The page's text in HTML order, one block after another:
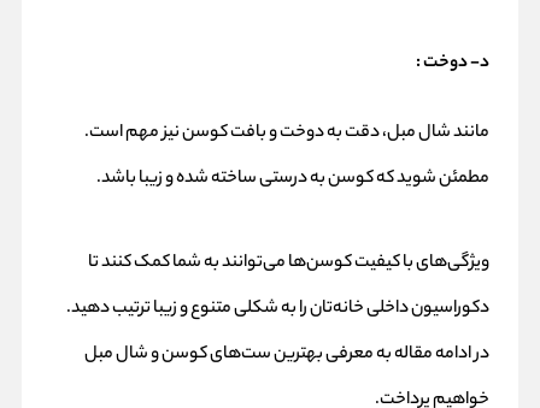
د- دوخت :
مانند شال مبل، دقت به دوخت و بافت کوسن نیز مهم است.
مطمئن شوید که کوسن به درستی ساخته شده و زیبا باشد.
ویژگی‌های با کیفیت کوسن‌ها می‌توانند به شما کمک کنند تا
دکوراسیون داخلی خانه‌تان را به شکلی متنوع و زیبا ترتیب دهید.
در ادامه مقاله به معرفی بهترین ست‌هایکوسن و شال مبل
خواهیم پرداخت.